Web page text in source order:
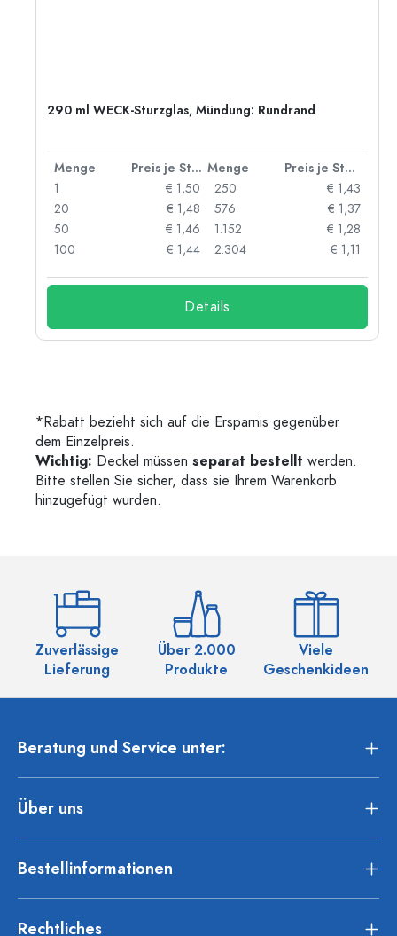
290 ml WECK-Sturzglas, Mündung: Rundrand
Menge Preis je Stück Menge
Preis je Stück
1
€ 1,50
20
€ 1,48
50
€ 1,46
100
€ 1,44
250
€ 1,43
576
€ 1,37
1.152
€ 1,28
2.304
€ 1,11
Details
*Rabatt bezieht sich auf die Ersparnis gegenüber
dem Einzelpreis.
Wichtig: Deckel müssen separat bestellt werden.
Bitte stellen Sie sicher, dass sie Ihrem Warenkorb
hinzugefügt wurden.
Zuverlässige
Lieferung
Über 2.000
Produkte
Viele
Geschenkideen
Beratung und Service unter:
Über uns
Bestellinformationen
Rechtliches